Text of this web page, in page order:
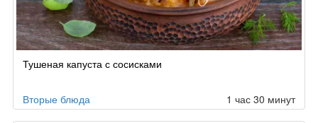
Тушеная капуста с сосисками
Вторые блюда 1 час 30 минут